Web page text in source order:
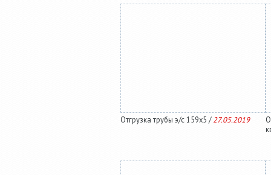
Отгрузка трубы э/с 159х5 / 27.05.2019